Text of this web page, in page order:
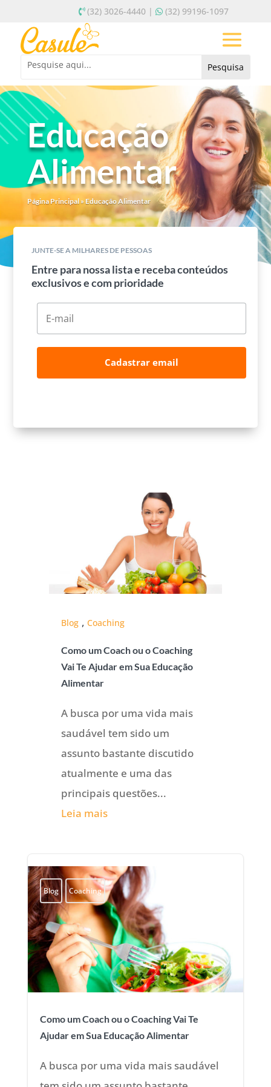
(32) 3026-4440 | (32) 99196-1097
Educação
Alimentar
Página Principal» Educação Alimentar
JUNTE-SE A MILHARES DE PESSOAS
Entre para nossa lista e receba conteúdos
exclusivos e com prioridade
Cadastrar email
Blog , Coaching
Como um Coach ou o Coaching
Vai Te Ajudar em Sua Educação
Alimentar
A busca por uma vida mais
saudável tem sido um
assunto bastante discutido
atualmente e uma das
principais questões...
Leia mais
Blog Coaching
Como um Coach ou o Coaching Vai Te
Ajudar em Sua Educação Alimentar
A busca por uma vida mais saudável